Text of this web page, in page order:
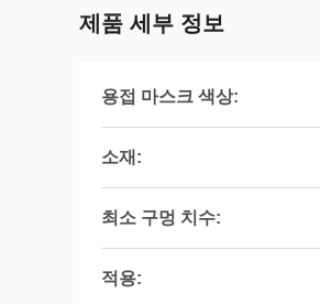
제품 세부 정보
용접 마스크 색상:
소재:
최소 구멍 치수:
적용: